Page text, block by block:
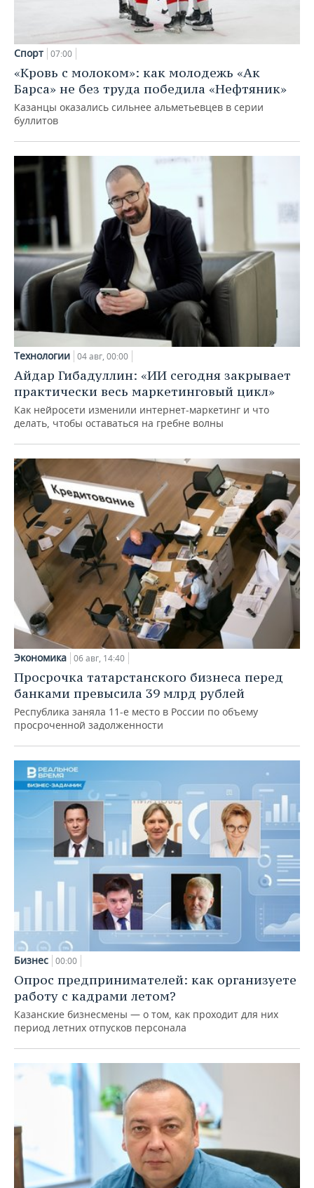
Спорт 07:00
«Кровь с молоком»: как молодежь «Ак
Барса» не без труда победила «Нефтяник»
Казанцы оказались сильнее альметьевцев в серии
буллитов
Технологии 04 авг, 00:00
Айдар Гибадуллин: «ИИ сегодня закрывает
практически весь маркетинговый цикл»
Как нейросети изменили интернет-маркетинг и что
делать, чтобы оставаться на гребне волны
Экономика 06 авг, 14:40
Просрочка татарстанского бизнеса перед
банками превысила 39 млрд рублей
Республика заняла 11-е место в России по объему
просроченной задолженности
Бизнес 00:00
Опрос предпринимателей: как организуете
работу с кадрами летом?
Казанские бизнесмены — о том, как проходит для них
период летних отпусков персонала